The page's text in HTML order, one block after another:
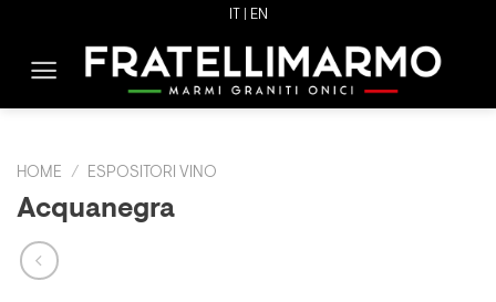
content
IT | EN
HOME / ESPOSITORI VINO
Acquanegra